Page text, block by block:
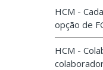
HCM -
opção de
HCM -